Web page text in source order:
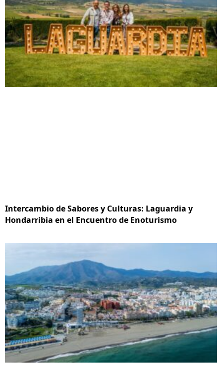
Intercambio de Sabores y Culturas: Laguardia y
Hondarribia en el Encuentro de Enoturismo